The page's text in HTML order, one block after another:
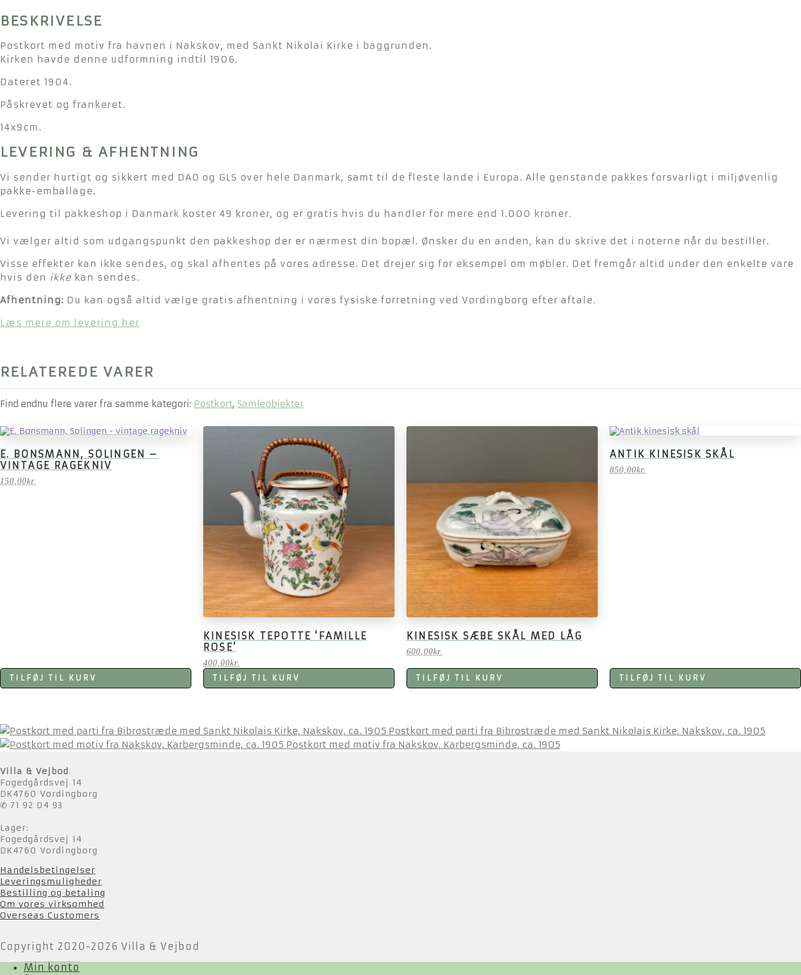
ca.
antal
BESKRIVELSE
Postkort med motiv fra havnen i Nakskov, med Sankt Nikolai Kirke i baggrunden.
Kirken havde denne udformning indtil 1906.
Dateret 1904.
Påskrevet og frankeret.
14x9cm.
LEVERING & AFHENTNING
Vi sender hurtigt og sikkert med DAO og GLS over hele Danmark, samt til de fleste lande i Europa. Alle genstande pakkes forsvarligt i miljøvenlig
pakke-emballage.
Levering til pakkeshop i Danmark koster 49 kroner, og er gratis hvis du handler for mere end 1.000 kroner.
Vi vælger altid som udgangspunkt den pakkeshop der er nærmest din bopæl. Ønsker du en anden, kan du skrive det i noterne når du bestiller.
Visse effekter kan ikke sendes, og skal afhentes på vores adresse. Det drejer sig for eksempel om møbler. Det fremgår altid under den enkelte vare
hvis den ikke kan sendes.
Afhentning: Du kan også altid vælge gratis afhentning i vores fysiske forretning ved Vordingborg efter aftale.
Læs mere om levering her
RELATEREDE VARER
Find endnu flere varer fra samme kategori: Postkort, Samleobjekter
E. BONSMANN, SOLINGEN –
VINTAGE RAGEKNIV
150,00kr.
TILFØJ TIL KURV
KINESISK TEPOTTE ‘FAMILLE
ROSE’
400,00kr.
TILFØJ TIL KURV
KINESISK SÆBE SKÅL MED LÅG
600,00kr.
TILFØJ TIL KURV
ANTIK KINESISK SKÅL
850,00kr.
TILFØJ TIL KURV
Postkort med parti fra Bibrostræde med Sankt Nikolais Kirke, Nakskov, ca. 1905
Postkort med motiv fra Nakskov, Karbergsminde, ca. 1905
Villa & Vejbod
Fogedgårdsvej 14
DK4760 Vordingborg
✆ 71 92 04 93
Lager:
Fogedgårdsvej 14
DK4760 Vordingborg
Handelsbetingelser
Leveringsmuligheder
Bestilling og betaling
Om vores virksomhed
Overseas Customers
Copyright 2020-2026 Villa & Vejbod
Min konto